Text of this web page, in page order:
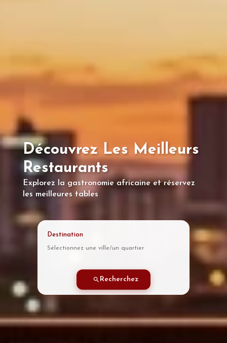
Découvrez Les Meilleurs
Restaurants
Explorez la gastronomie africaine et réservez
les meilleures tables
Destination
Recherchez